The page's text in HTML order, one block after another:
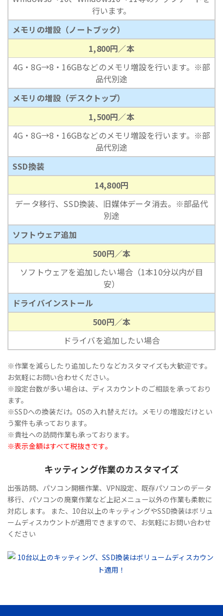
行います。
メモリの増設（ノートブック）
1,800円／本
4G・8G→8・16GBなどのメモリ増設を行います。※部
品代別途
メモリの増設（デスクトップ）
1,500円／本
4G・8G→8・16GBなどのメモリ増設を行います。※部
品代別途
SSD換装
14,800円
データ移行、SSD換装、旧媒体データ消去。※部品代
別途
ソフトウェア追加
500円／本
ソフトウェアを追加したい場合（1本10分以内が目
安）
ドライバインストール
500円／本
ドライバを追加したい場合
※作業を減らしたり追加したりなどカスタマイズも大歓迎です。
お気軽にお問い合わせください。
※設定台数が多い場合は、ディスカウントのご相談を承っており
ます。
※SSDへの換装だけ。OSの入れ替えだけ。メモリの増設だけとい
う案件も承っております。
※貴社への訪問作業も承っております。
※表示金額はすべて税抜きです。
キッティング作業のカスタマイズ
出張訪問、パソコン開梱作業、VPN設定、既存パソコンのデータ
移行、パソコンの廃棄作業など上記メニュー以外の作業も柔軟に
対応します。 また、10台以上のキッティングやSSD換装はボリュ
ームディスカウントが適用できますので、お気軽にお問い合わせ
ください